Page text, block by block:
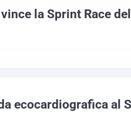
la Sprint Race
ecocardiografica al